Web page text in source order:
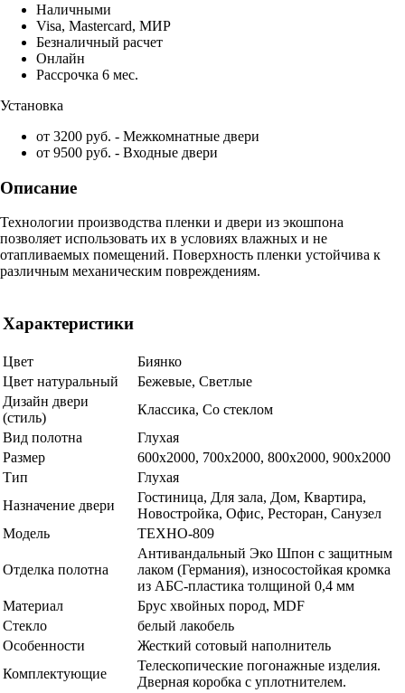
Наличными
Visa, Mastercard, МИР
Безналичный расчет
Онлайн
Рассрочка 6 мес.
Установка
от 3200 руб. - Межкомнатные двери
от 9500 руб. - Входные двери
Описание
Технологии производства пленки и двери из экошпона
позволяет использовать их в условиях влажных и не
отапливаемых помещений. Поверхность пленки устойчива к
различным механическим повреждениям.
Характеристики
Цвет
Биянко
Цвет натуральный
Бежевые, Светлые
Дизайн двери
(стиль)
Классика, Со стеклом
Вид полотна
Глухая
Размер
600x2000, 700x2000, 800x2000, 900x2000
Тип
Глухая
Назначение двери
Гостиница, Для зала, Дом, Квартира,
Новостройка, Офис, Ресторан, Санузел
Модель
ТЕХНО-809
Отделка полотна
Антивандальный Эко Шпон с защитным
лаком (Германия), износостойкая кромка
из АБС-пластика толщиной 0,4 мм
Материал
Брус хвойных пород, MDF
Стекло
белый лакобель
Особенности
Жесткий сотовый наполнитель
Комплектующие
Телескопические погонажные изделия.
Дверная коробка с уплотнителем.